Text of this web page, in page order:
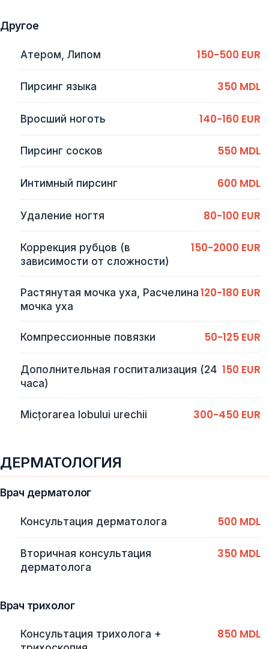
Другое
Атером, Липом 150-500 EUR
Пирсинг языка 350 MDL
Вросший ноготь 140-160 EUR
Пирсинг сосков 550 MDL
Интимный пирсинг 600 MDL
Удаление ногтя 80-100 EUR
Коррекция рубцов (в
зависимости от сложности)
150-2000 EUR
Растянутая мочка уха, Расчелина
мочка уха
120-180 EUR
Компрессионные повязки 50-125 EUR
Дополнительная госпитализация (24
часа)
150 EUR
Micțorarea lobului urechii 300-450 EUR
ДЕРМАТОЛОГИЯ
Врач дерматолог
Консультация дерматолога 500 MDL
Вторичная консультация
дерматолога
350 MDL
Врач трихолог
Консультация трихолога +
850 MDL